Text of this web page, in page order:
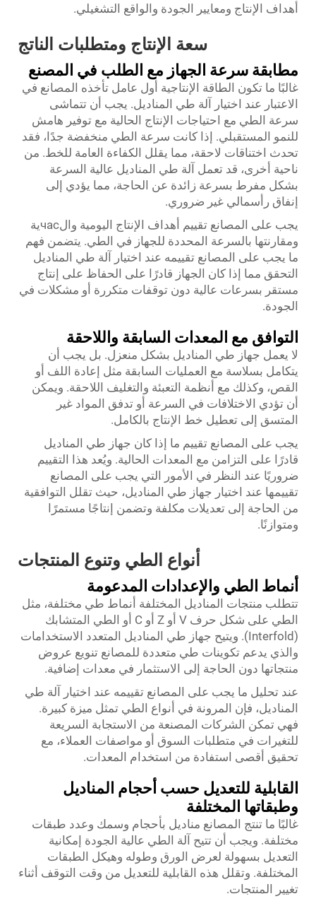
أهداف الإنتاج ومعايير الجودة والواقع التشغيلي.
سعة الإنتاج ومتطلبات الناتج
مطابقة سرعة الجهاز مع الطلب في المصنع
غالبًا ما تكون الطاقة الإنتاجية أول عامل تأخذه المصانع في
الاعتبار عند اختيار آلة طي المناديل. يجب أن تتماشى
سرعة الطي مع احتياجات الإنتاج الحالية مع توفير هامش
للنمو المستقبلي. إذا كانت سرعة الطي منخفضة جدًا، فقد
تحدث اختناقات لاحقة، مما يقلل الكفاءة العامة للخط. من
ناحية أخرى، قد تعمل آلة طي المناديل عالية السرعة
بشكل مفرط بسرعة زائدة عن الحاجة، مما يؤدي إلى
إنفاق رأسمالي غير ضروري.
يجب على المصانع تقييم أهداف الإنتاج اليومية والчасية
ومقارنتها بالسرعة المحددة للجهاز في الطي. يتضمن فهم
ما يجب على المصانع تقييمه عند اختيار آلة طي المناديل
التحقق مما إذا كان الجهاز قادرًا على الحفاظ على إنتاج
مستقر بسرعات عالية دون توقفات متكررة أو مشكلات في
الجودة.
التوافق مع المعدات السابقة واللاحقة
لا يعمل جهاز طي المناديل بشكل منعزل. بل يجب أن
يتكامل بسلاسة مع العمليات السابقة مثل إعادة اللف أو
القص، وكذلك مع أنظمة التعبئة والتغليف اللاحقة. ويمكن
أن تؤدي الاختلافات في السرعة أو تدفق المواد غير
المتسق إلى تعطيل خط الإنتاج بالكامل.
يجب على المصانع تقييم ما إذا كان جهاز طي المناديل
قادرًا على التزامن مع المعدات الحالية. ويُعد هذا التقييم
ضروريًا عند النظر في الأمور التي يجب على المصانع
تقييمها عند اختيار جهاز طي المناديل، حيث تقلل التوافقية
من الحاجة إلى تعديلات مكلفة وتضمن إنتاجًا مستمرًا
ومتوازنًا.
أنواع الطي وتنوع المنتجات
أنماط الطي والإعدادات المدعومة
تتطلب منتجات المناديل المختلفة أنماط طي مختلفة، مثل
الطي على شكل حرف V أو Z أو C أو الطي المتشابك
(Interfold). ويتيح جهاز طي المناديل المتعدد الاستخدامات
والذي يدعم تكوينات طي متعددة للمصانع تنويع عروض
منتجاتها دون الحاجة إلى الاستثمار في معدات إضافية.
عند تحليل ما يجب على المصانع تقييمه عند اختيار آلة طي
المناديل، فإن المرونة في أنواع الطي تمثل ميزة كبيرة.
فهي تمكن الشركات المصنعة من الاستجابة السريعة
للتغيرات في متطلبات السوق أو مواصفات العملاء، مع
تحقيق أقصى استفادة من استخدام المعدات.
القابلية للتعديل حسب أحجام المناديل
وطبقاتها المختلفة
غالبًا ما تنتج المصانع مناديل بأحجام وسمك وعدد طبقات
مختلفة. ويجب أن تتيح آلة الطي عالية الجودة إمكانية
التعديل بسهولة لعرض الورق وطوله وهيكل الطبقات
المختلفة. وتقلل هذه القابلية للتعديل من وقت التوقف أثناء
تغيير المنتجات.